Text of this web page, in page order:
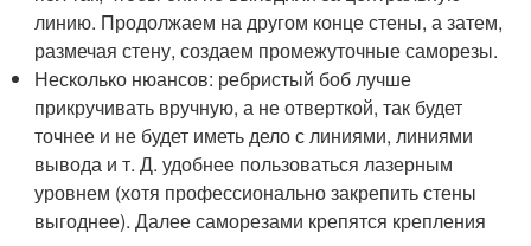
линию. Продолжаем на другом конце стены, а затем,
размечая стену, создаем промежуточные саморезы.
Несколько нюансов: ребристый боб лучше
прикручивать вручную, а не отверткой, так будет
точнее и не будет иметь дело с линиями, линиями
вывода и т. Д. удобнее пользоваться лазерным
уровнем (хотя профессионально закрепить стены
выгоднее). Далее саморезами крепятся крепления